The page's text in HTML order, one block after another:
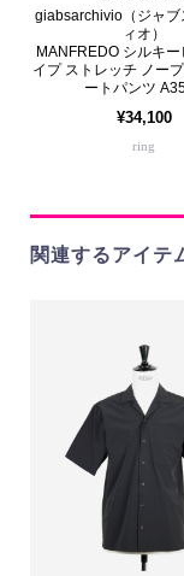
giabsarchivio（ジャブ
ィオ）
MANFREDO シルキー
イプ ストレッチ ノー
ートパンツ
¥34,100
ring
関連するアイ